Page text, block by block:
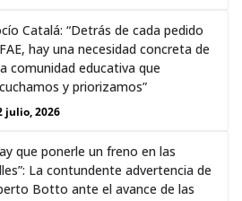
Catalá: “Detrás de cada pedido
hay una necesidad concreta de
comunidad educativa que
y priorizamos”
julio, 2026
que ponerle un freno en las
La contundente advertencia de
Botto ante el avance de las